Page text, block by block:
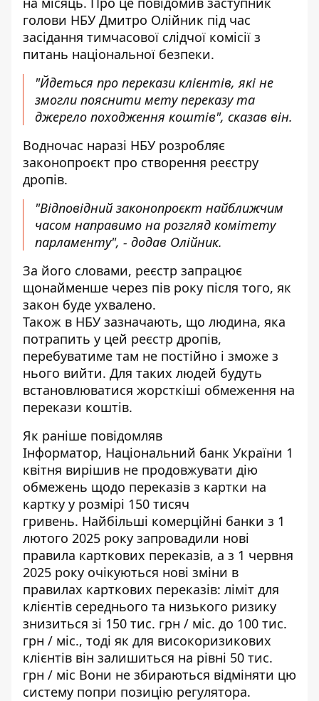
голови НБУ Дмитро Олійник під час
засідання тимчасової слідчої комісії з
питань національної безпеки.
"Йдеться про перекази клієнтів, які не
змогли пояснити мету переказу та
джерело походження коштів", сказав він.
Водночас наразі НБУ розробляє
законопроєкт про створення реєстру
дропів.
"Відповідний законопроєкт найближчим
часом направимо на розгляд комітету
парламенту", - додав Олійник.
За його словами, реєстр запрацює
щонайменше через пів року після того, як
закон буде ухвалено.
Також в НБУ зазначають, що людина, яка
потрапить у цей реєстр дропів,
перебуватиме там не постійно і зможе з
нього вийти. Для таких людей будуть
встановлюватися жорсткіші обмеження на
перекази коштів.
Як раніше повідомляв
Інформатор, Національний банк України 1
квітня вирішив не продовжувати дію
обмежень щодо переказів з картки на
картку у розмірі 150 тисяч
гривень. Найбільші комерційні банки з 1
лютого 2025 року запровадили нові
правила карткових переказів, а з 1 червня
2025 року очікуються нові зміни в
правилах карткових переказів: ліміт для
клієнтів середнього та низького ризику
знизиться зі 150 тис. грн / міс. до 100 тис.
грн / міс., тоді як для високоризикових
клієнтів він залишиться на рівні 50 тис.
грн / міс Вони не збираються відміняти цю
систему попри позицію регулятора.